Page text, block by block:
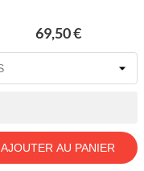
Prix
69,50 €
AJOUTER AU PANIER